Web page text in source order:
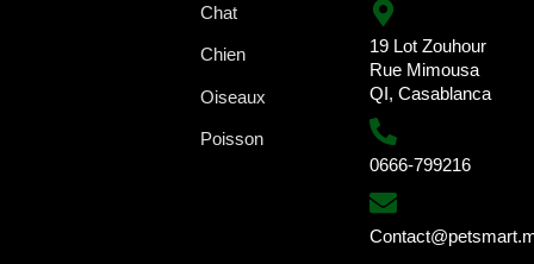
Chat
Chien
Oiseaux
Poisson
19 Lot Zouhour
Rue Mimousa
QI, Casablanca
0666-799216